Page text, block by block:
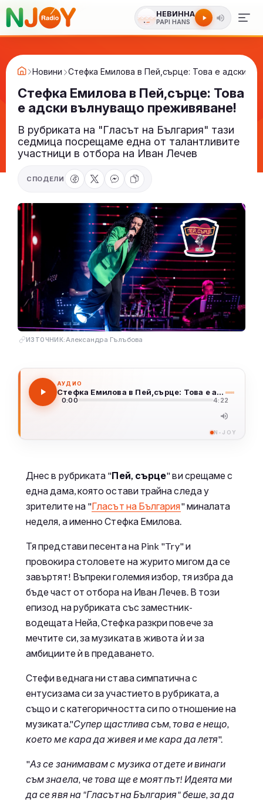
НЕВИННА
PAPI HANS
Новини Стефка Емилова в Пей,сърце: Това е адски
Стефка Емилова в Пей,сърце: Това
е адски вълнуващо преживяване!
В рубриката на "Гласът на България" тази
седмица посрещаме една от талантливите
участници в отбора на Иван Лечев
СПОДЕЛИ
ИЗТОЧНИК:Александра Гълъбова
АУДИО
Стефка Емилова в Пей,сърце: Това е адски вълнуващо преживяване!
0:00 4:22
N-JOY
Днес в рубриката "Пей, сърце" ви срещаме с
една дама, която остави трайна следа у
зрителите на "Гласът на България" миналата
неделя, а именно Стефка Емилова.
Тя представи песента на Pink "Try" и
провокира столовете на журито мигом да се
завъртят! Въпреки големия избор, тя избра да
бъде част от отбора на Иван Лечев. В този
епизод на рубриката със заместник-
водещата Нейа, Стефка разкри повече за
мечтите си, за музиката в живота ѝ и за
амбициите ѝ в предаването.
Стефи веднага ни става симпатична с
ентусизама си за участието в рубриката, а
също и с категоричността си по отношение на
музиката."Супер щастлива съм, това е нещо,
което ме кара да живея и ме кара да летя".
"Аз се занимавам с музика от дете и винаги
съм знаела, че това ще е моят път! Идеята ми
да се явя на "Гласът на България" беше, за да